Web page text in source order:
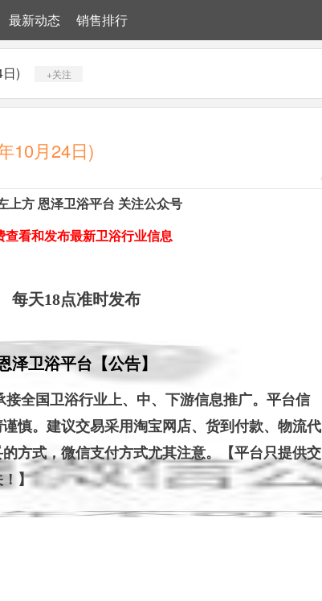
最新动态 销售排行
) +关注
10月24日)
上方 恩泽卫浴平台 关注公众号
查看和发布最新卫浴行业信息
每天18点准时发布
泽卫浴平台【公告】
慎。建议交易采用淘宝网店、货到付款、物流代
方式，微信支付方式尤其注意。【平台只提供交
！】